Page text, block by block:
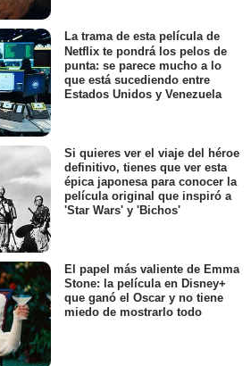
La trama de esta película de
Netflix te pondrá los pelos de
punta: se parece mucho a lo
que está sucediendo entre
Estados Unidos y Venezuela
Si quieres ver el viaje del héroe
definitivo, tienes que ver esta
épica japonesa para conocer la
película original que inspiró a
'Star Wars' y 'Bichos'
El papel más valiente de Emma
Stone: la película en Disney+
que ganó el Oscar y no tiene
miedo de mostrarlo todo